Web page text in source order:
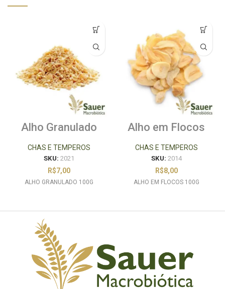
Alho Granulado
CHAS E TEMPEROS
SKU: 2021
R$7,00
ALHO GRANULADO 100G
Alho em Flocos
CHAS E TEMPEROS
SKU: 2014
R$8,00
ALHO EM FLOCOS 100G